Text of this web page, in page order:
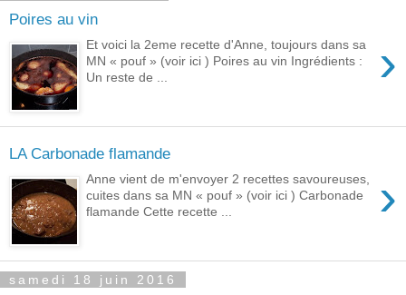
Poires au vin
›
Et voici la 2eme recette d'Anne, toujours dans sa
MN « pouf » (voir ici ) Poires au vin Ingrédients :
Un reste de ...
LA Carbonade flamande
›
Anne vient de m'envoyer 2 recettes savoureuses,
cuites dans sa MN « pouf » (voir ici ) Carbonade
flamande Cette recette ...
samedi 18 juin 2016